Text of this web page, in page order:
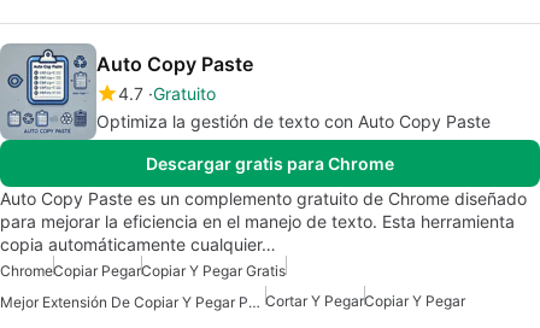
Auto Copy Paste
4.7 Gratuito
Optimiza la gestión de texto con Auto Copy Paste
Descargar gratis para Chrome
Auto Copy Paste es un complemento gratuito de Chrome diseñado
para mejorar la eficiencia en el manejo de texto. Esta herramienta
copia automáticamente cualquier…
ChromeCopiar PegarCopiar Y Pegar Gratis
Mejor Extensión De Copiar Y Pegar Para Chrome Cortar Y PegarCopiar Y Pegar